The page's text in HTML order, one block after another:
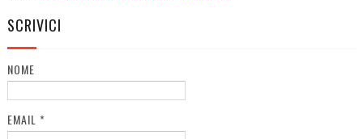
SCRIVICI
NOME
EMAIL *